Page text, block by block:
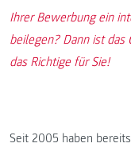
Ihrer Bewerbung ein
beilegen? Dann ist das
das Richtige für Sie!
Seit 2005 haben